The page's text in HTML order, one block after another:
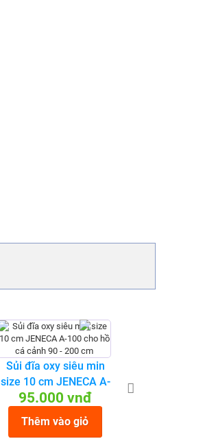
Sủi đĩa oxy siêu min
size 10 cm JENECA A-
100 cho hồ cá cảnh 90 -
95.000 vnđ
Thêm vào giỏ